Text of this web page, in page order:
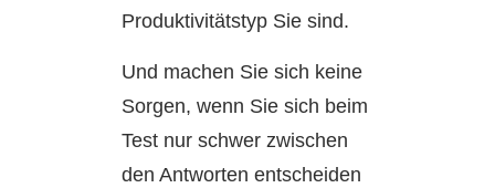
Produktivitätstyp Sie sind.
Und machen Sie sich keine
Sorgen, wenn Sie sich beim
Test nur schwer zwischen
den Antworten entscheiden